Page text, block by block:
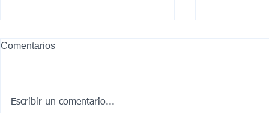
Butlletins mensuals 2026
Comença l'estiu al CESF! Aquí
fem vacances! Bon estiu i gaudiu
Notícies
Comentarios
Escribir un comentario...